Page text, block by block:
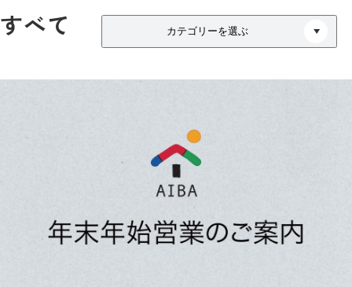
すべて カテゴリーを選ぶ